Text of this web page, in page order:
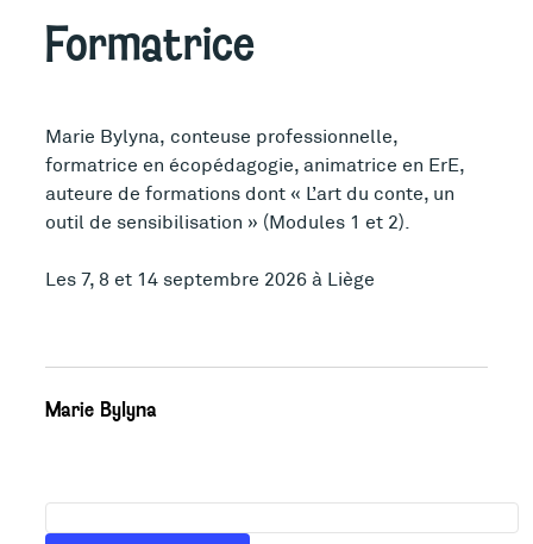
Formatrice
Marie Bylyna, conteuse professionnelle,
formatrice en écopédagogie, animatrice en ErE,
auteure de formations dont « L’art du conte, un
outil de sensibilisation » (Modules 1 et 2).
Les 7, 8 et 14 septembre 2026 à Liège
Marie Bylyna